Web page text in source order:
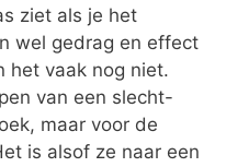
ziet als je het
wel gedrag en effect
het vaak nog niet.
van een slecht-
maar voor de
is alsof ze naar een